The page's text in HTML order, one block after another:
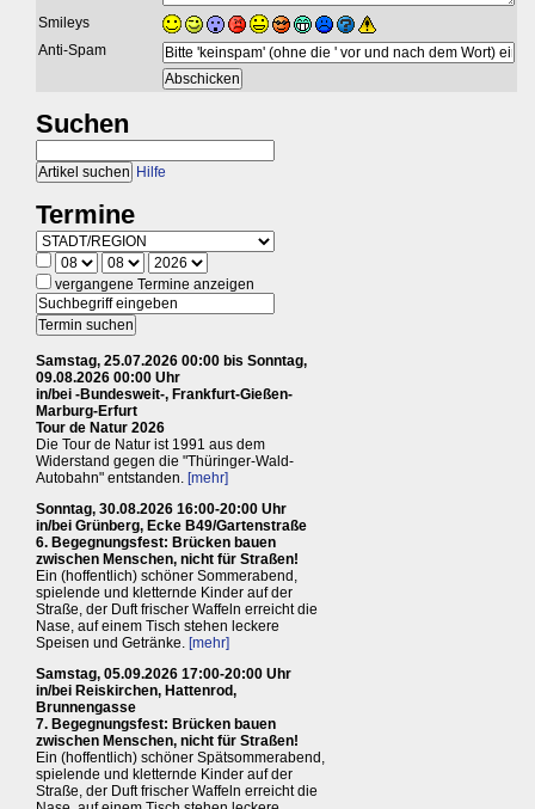
Smileys
Anti-Spam
Suchen
Hilfe
Termine
vergangene Termine anzeigen
Samstag, 25.07.2026 00:00 bis Sonntag,
09.08.2026 00:00 Uhr
in/bei -Bundesweit-, Frankfurt-Gießen-
Marburg-Erfurt
Tour de Natur 2026
Die Tour de Natur ist 1991 aus dem
Widerstand gegen die "Thüringer-Wald-
Autobahn" entstanden. [mehr]
Sonntag, 30.08.2026 16:00-20:00 Uhr
in/bei Grünberg, Ecke B49/Gartenstraße
6. Begegnungsfest: Brücken bauen
zwischen Menschen, nicht für Straßen!
Ein (hoffentlich) schöner Sommerabend,
spielende und kletternde Kinder auf der
Straße, der Duft frischer Waffeln erreicht die
Nase, auf einem Tisch stehen leckere
Speisen und Getränke. [mehr]
Samstag, 05.09.2026 17:00-20:00 Uhr
in/bei Reiskirchen, Hattenrod,
Brunnengasse
7. Begegnungsfest: Brücken bauen
zwischen Menschen, nicht für Straßen!
Ein (hoffentlich) schöner Spätsommerabend,
spielende und kletternde Kinder auf der
Straße, der Duft frischer Waffeln erreicht die